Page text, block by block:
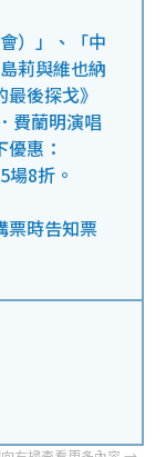
）」、「中
莉與維也納
後探戈》
費蘭明演唱
惠：
8折。
票時告知票